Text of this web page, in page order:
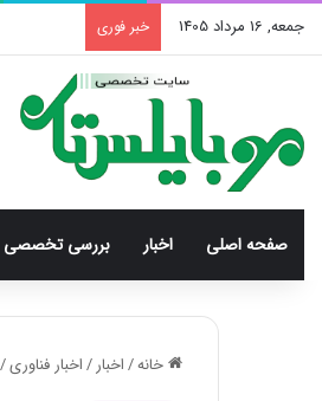
جمعه, 16 مرداد 1405 خبر فوری
صفحه اصلی اخبار بررسی‌ تخصصی
خانه/اخبار/اخبار فناوری/